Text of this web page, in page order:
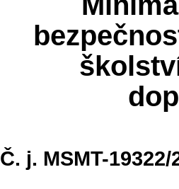
Č. j. MSMT-19322/